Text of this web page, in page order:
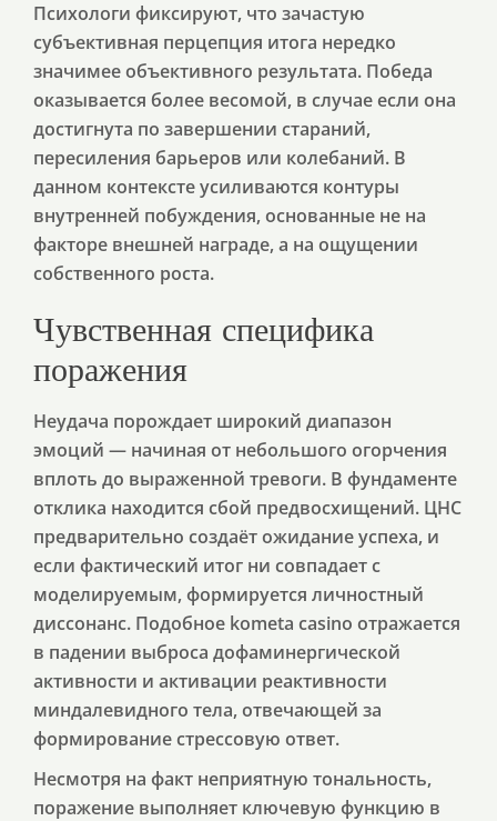
Психологи фиксируют, что зачастую
субъективная перцепция итога нередко
значимее объективного результата. Победа
оказывается более весомой, в случае если она
достигнута по завершении стараний,
пересиления барьеров или колебаний. В
данном контексте усиливаются контуры
внутренней побуждения, основанные не на
факторе внешней награде, а на ощущении
собственного роста.
Чувственная специфика
поражения
Неудача порождает широкий диапазон
эмоций — начиная от небольшого огорчения
вплоть до выраженной тревоги. В фундаменте
отклика находится сбой предвосхищений. ЦНС
предварительно создаёт ожидание успеха, и
если фактический итог ни совпадает c
моделируемым, формируется личностный
диссонанс. Подобное kometa casino отражается
в падении выброса дофаминергической
активности и активации реактивности
миндалевидного тела, отвечающей за
формирование стрессовую ответ.
Несмотря на факт неприятную тональность,
поражение выполняет ключевую функцию в